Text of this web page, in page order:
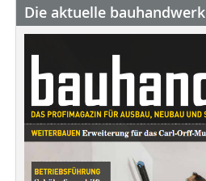
Die aktuelle bauhandwerk